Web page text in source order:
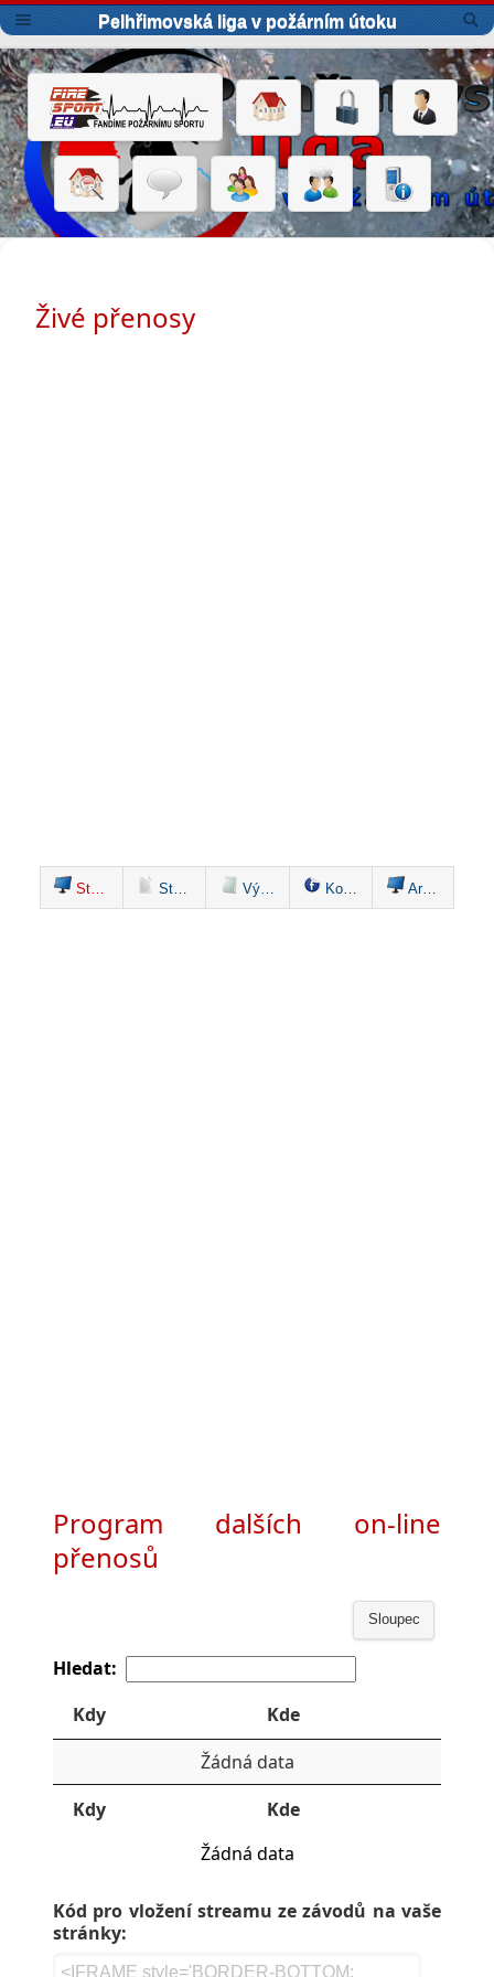
Pelhřimovská liga v požárním útoku
Živé přenosy
Studio stream Startovní listina Výsledky Komentáře Archiv
Program dalších on-line
přenosů
Sloupec
Hledat:
Kdy
Kde
Žádná data
Kdy
Kde
Žádná data
Kód pro vložení streamu ze závodů na vaše
stránky: